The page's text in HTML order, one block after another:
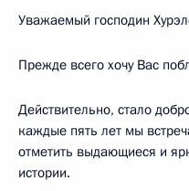
Уважаемый господин
Прежде всего хочу Вас
Действительно, стало
каждые пять лет мы
отметить выдающиеся и
истории.